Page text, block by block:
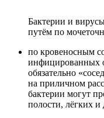
Бактерии и
путём по
по кровеносным
инфицированных
обязательно
на приличном
бактерии могут
полости, лёгких и